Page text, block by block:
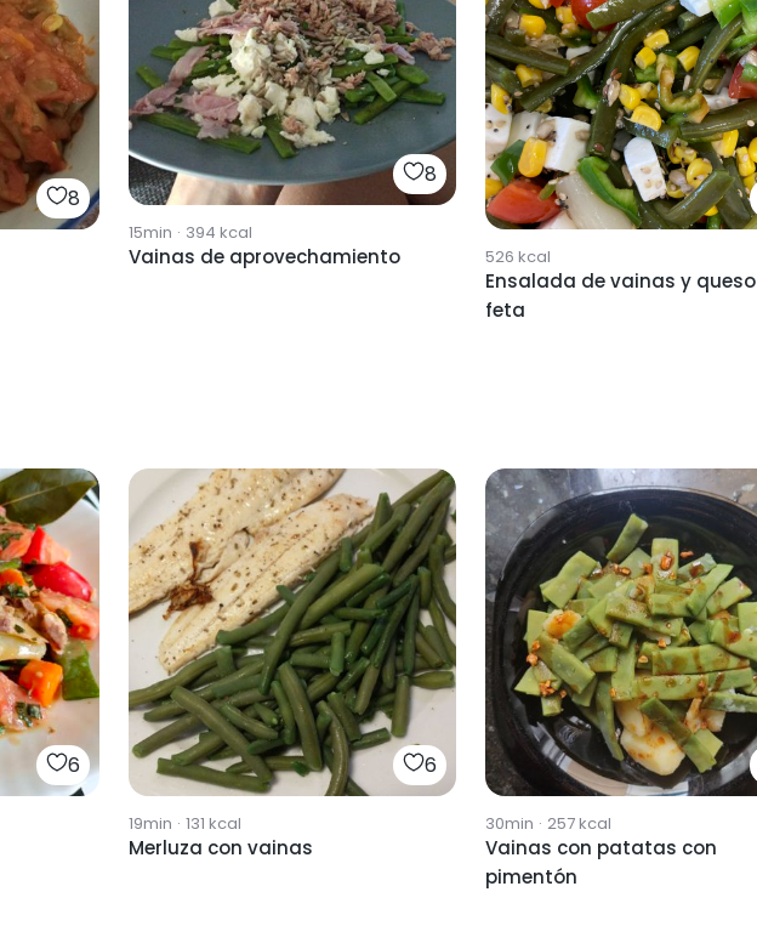
8
8
15min · 394 kcal
Vainas de aprovechamiento 526 kcal
Ensalada de vainas y queso
feta
6 6
19min · 131 kcal
Merluza con vainas
30min · 257kcal
Vainas con patatas con
pimentón